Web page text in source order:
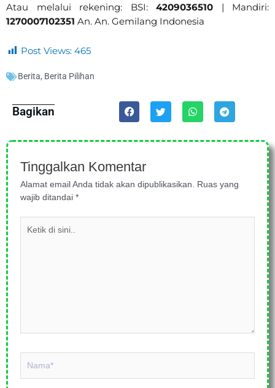
Atau melalui rekening: BSI: 4209036510 | Mandiri:
1270007102351 An. An. Gemilang Indonesia
Post Views: 465
Berita, Berita Pilihan
Bagikan
Tinggalkan Komentar
Alamat email Anda tidak akan dipublikasikan. Ruas yang
wajib ditandai *